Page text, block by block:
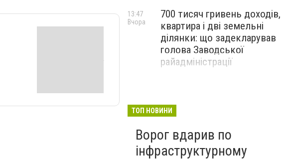
700 тисяч гривень доходів,
квартира і дві земельні
ділянки: що задекларував
голова Заводської
райадміністрації
13:47
Вчора
ТОП НОВИНИ
Ворог вдарив по
інфраструктурному